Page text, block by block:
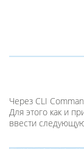
Через CLI
Для этого как и
ввести